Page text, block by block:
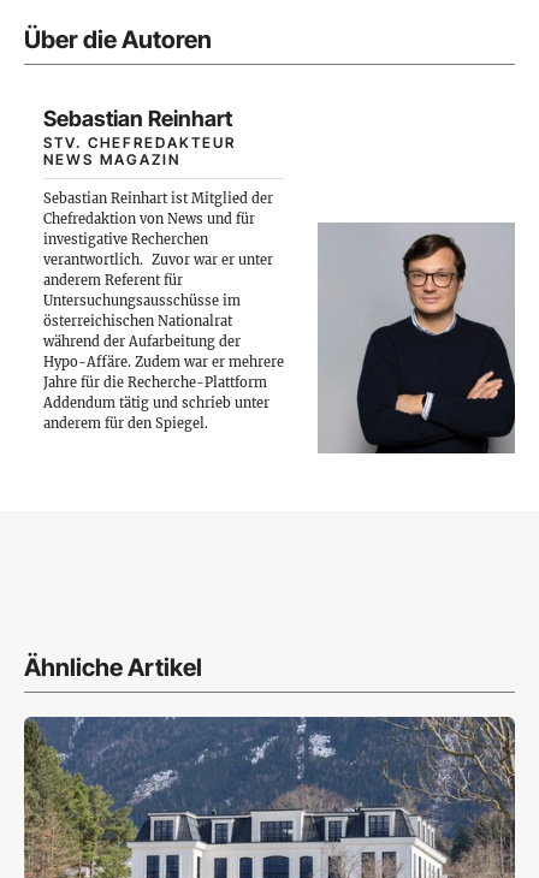
Über die Autoren
Sebastian Reinhart
STV. CHEFREDAKTEUR
NEWS MAGAZIN
Sebastian Reinhart ist Mitglied der
Chefredaktion von News und für
investigative Recherchen
verantwortlich.
Zuvor war er unter
anderem Referent für
Untersuchungsausschüsse im
österreichischen Nationalrat
während der Aufarbeitung der
Hypo-Affäre. Zudem war er mehrere
Jahre für die Recherche-Plattform
Addendum tätig und schrieb unter
anderem für den Spiegel.
Ähnliche Artikel